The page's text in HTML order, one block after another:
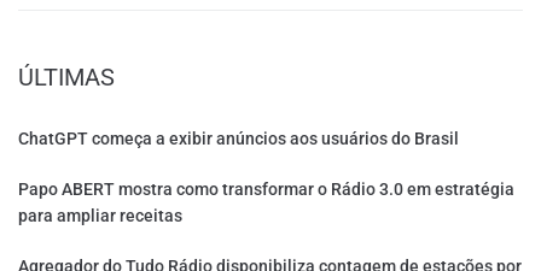
ÚLTIMAS
ChatGPT começa a exibir anúncios aos usuários do Brasil
Papo ABERT mostra como transformar o Rádio 3.0 em estratégia
para ampliar receitas
Agregador do Tudo Rádio disponibiliza contagem de estações por